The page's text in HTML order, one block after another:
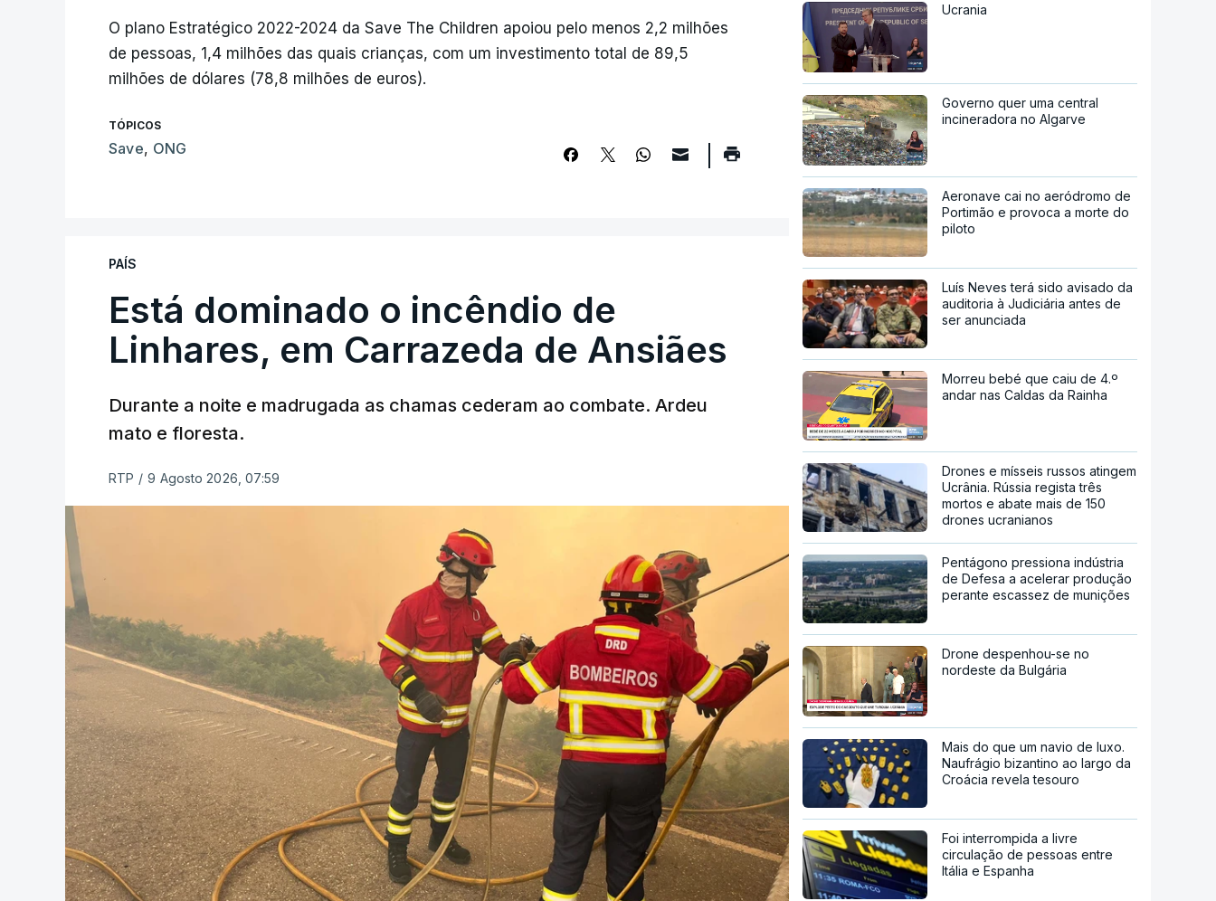
O plano Estratégico 2022-2024 da Save The Children apoiou pelo menos 2,2 milhões
de pessoas, 1,4 milhões das quais crianças, com um investimento total de 89,5
milhões de dólares (78,8 milhões de euros).
TÓPICOS
Save, ONG
PAÍS
Está dominado o incêndio de
Linhares, em Carrazeda de Ansiães
Durante a noite e madrugada as chamas cederam ao combate. Ardeu
mato e floresta.
RTP / 9 Agosto 2026, 07:59
Ucrania
Governo quer uma central
incineradora no Algarve
Aeronave cai no aeródromo de
Portimão e provoca a morte do
piloto
Luís Neves terá sido avisado da
auditoria à Judiciária antes de
ser anunciada
Morreu bebé que caiu de 4.º
andar nas Caldas da Rainha
Drones e mísseis russos atingem
Ucrânia. Rússia regista três
mortos e abate mais de 150
drones ucranianos
Pentágono pressiona indústria
de Defesa a acelerar produção
perante escassez de munições
Drone despenhou-se no
nordeste da Bulgária
Mais do que um navio de luxo.
Naufrágio bizantino ao largo da
Croácia revela tesouro
Foi interrompida a livre
circulação de pessoas entre
Itália e Espanha